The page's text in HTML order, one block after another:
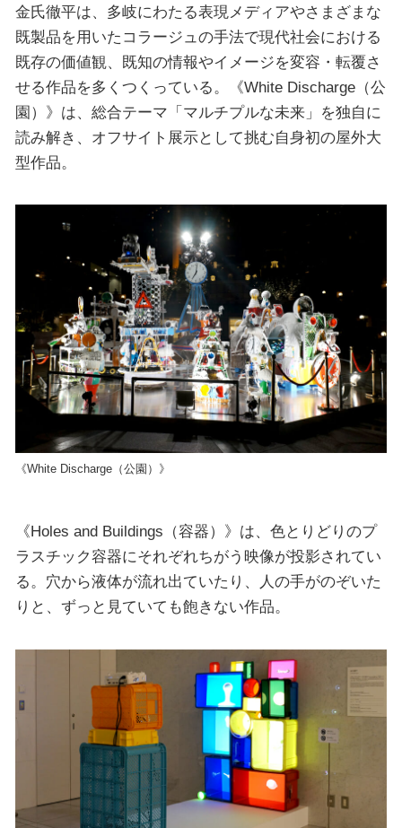
金氏徹平は、多岐にわたる表現メディアやさまざまな
既製品を用いたコラージュの手法で現代社会における
既存の価値観、既知の情報やイメージを変容・転覆さ
せる作品を多くつくっている。《White Discharge（公
園）》は、総合テーマ「マルチプルな未来」を独自に
読み解き、オフサイト展示として挑む自身初の屋外大
型作品。
《White Discharge（公園）》
《Holes and Buildings（容器）》は、色とりどりのプ
ラスチック容器にそれぞれちがう映像が投影されてい
る。穴から液体が流れ出ていたり、人の手がのぞいた
りと、ずっと見ていても飽きない作品。